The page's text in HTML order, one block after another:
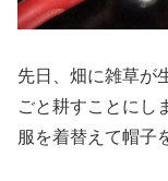
先日、畑に雑草が
ごと耕すことにし
服を着替えて帽子